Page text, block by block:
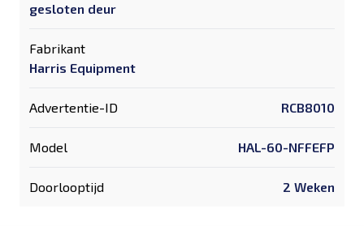
gesloten deur
Fabrikant
Harris Equipment
Advertentie-ID RCB8010
Model HAL-60-NFFEFP
Doorlooptijd 2 Weken